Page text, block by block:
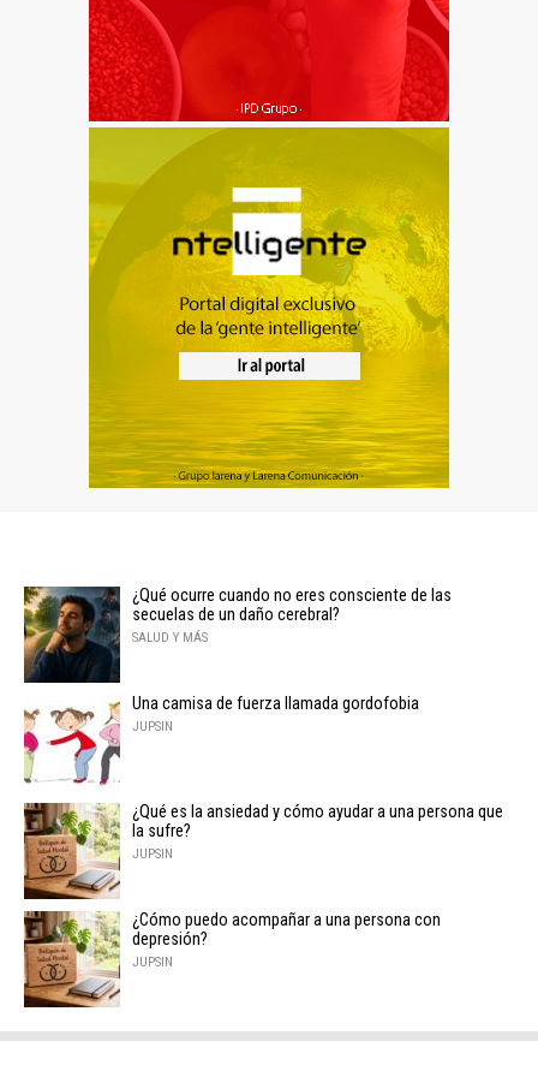
¿Qué ocurre cuando no eres consciente de las
secuelas de un daño cerebral?
SALUD Y MÁS
Una camisa de fuerza llamada gordofobia
JUPSIN
¿Qué es la ansiedad y cómo ayudar a una persona que
la sufre?
JUPSIN
¿Cómo puedo acompañar a una persona con
depresión?
JUPSIN